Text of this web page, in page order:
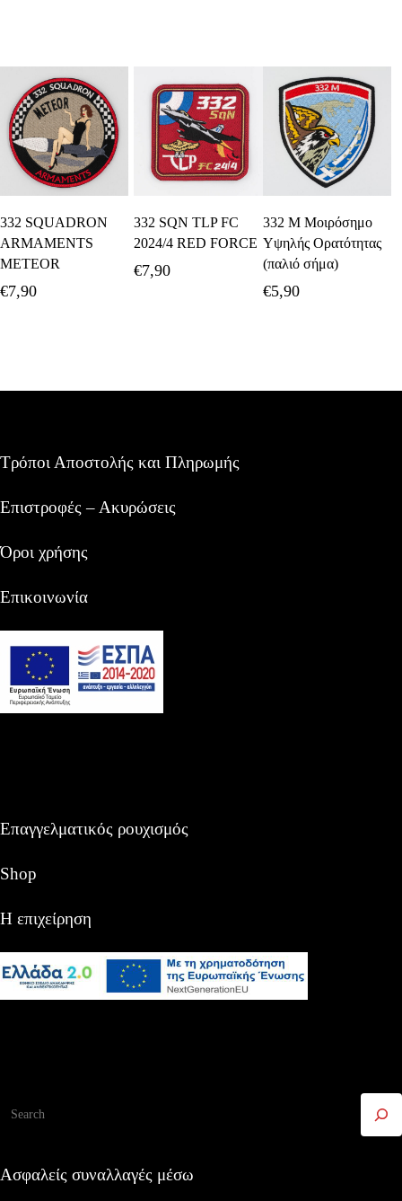
Καλάθι
332 SQUADRON
ARMAMENTS
METEOR
€7,90
Καλάθι
332 SQN TLP FC
2024/4 RED FORCE
€7,90
Προσθήκη Στο
Καλάθι
332 Μ Μοιρόσημο
Υψηλής Ορατότητας
(παλιό σήμα)
€5,90
Τρόποι Αποστολής και Πληρωμής
Επιστροφές – Ακυρώσεις
Όροι χρήσης
Επικοινωνία
Επαγγελματικός ρουχισμός
Shop
Η επιχείρηση
Ασφαλείς συναλλαγές μέσω